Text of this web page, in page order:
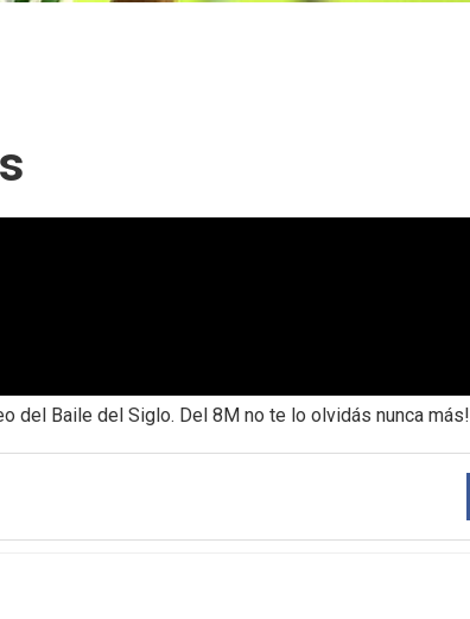
del Baile del Siglo. Del 8M no te lo olvidás nunca más!